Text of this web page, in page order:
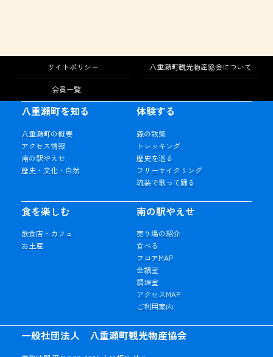
サイトポリシー 八重瀬町観光物産協会について
会員一覧
一般社団法人 八重瀬町観光物産協会
八重瀬町を知る
八重瀬町の概要
アクセス情報
南の駅やえせ
歴史・文化・自然
体験する
森の散策
トレッキング
歴史を巡る
フリーサイクリング
琉装で歌って踊る
食を楽しむ
飲食店・カフェ
お土産
南の駅やえせ
売り場の紹介
食べる
フロアMAP
会議室
調理室
アクセスMAP
ご利用案内